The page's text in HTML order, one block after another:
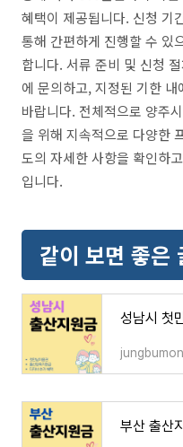
혜택이 제공됩니다. 신청 기
통해 간편하게 진행할 수 있
합니다. 서류 준비 및 신청
에 문의하고, 지정된 기한
바랍니다. 전체적으로 양주
을 위해 지속적으로 다양한
도의 자세한 사항을 확인하
입니다.
같이 보면 좋은